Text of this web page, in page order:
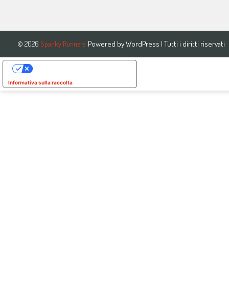
© 2026 Spanky Runners Powered byWordPress | Tutti i diritti riservati
Informativa sulla raccolta